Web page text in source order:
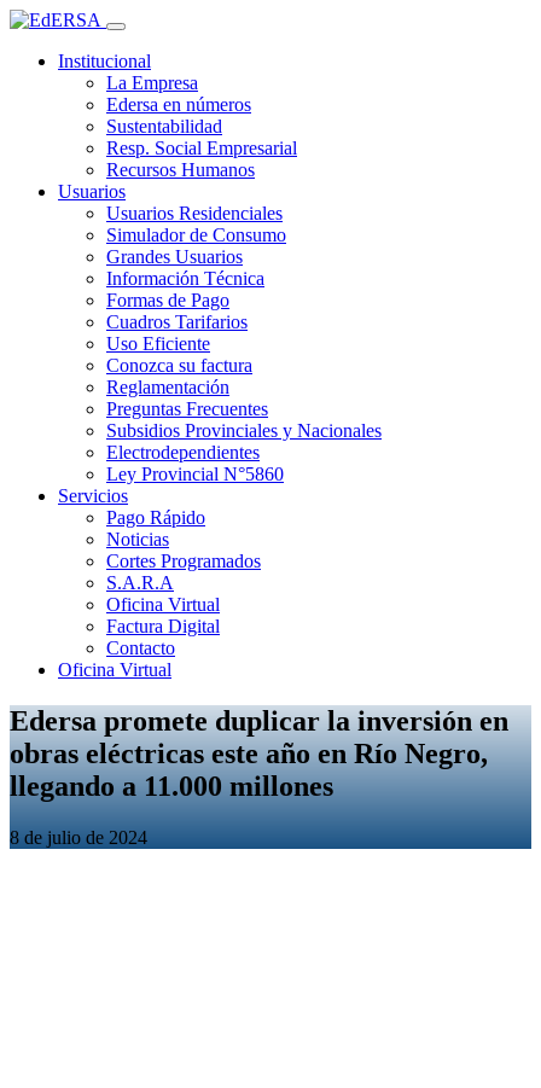
Institucional
La Empresa
Edersa en números
Sustentabilidad
Resp. Social Empresarial
Recursos Humanos
Usuarios
Usuarios Residenciales
Simulador de Consumo
Grandes Usuarios
Información Técnica
Formas de Pago
Cuadros Tarifarios
Uso Eficiente
Conozca su factura
Reglamentación
Preguntas Frecuentes
Subsidios Provinciales y Nacionales
Electrodependientes
Ley Provincial N°5860
Servicios
Pago Rápido
Noticias
Cortes Programados
S.A.R.A
Oficina Virtual
Factura Digital
Contacto
Oficina Virtual
Edersa promete duplicar la inversión en
obras eléctricas este año en Río Negro,
llegando a 11.000 millones
8 de julio de 2024